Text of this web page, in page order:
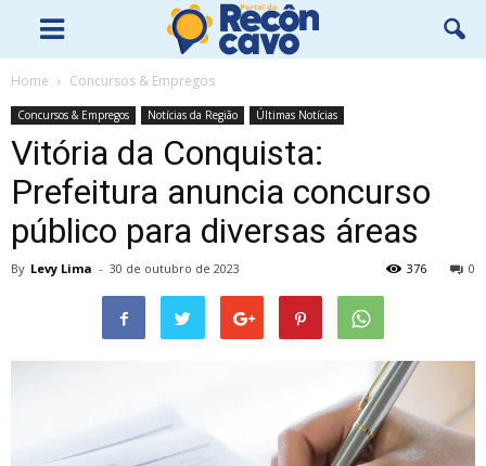
Home Concursos & Empregos
Concursos & Empregos Notícias da Região Últimas Notícias
Vitória da Conquista:
Prefeitura anuncia concurso
público para diversas áreas
By Levy Lima - 30 de outubro de 2023 0
376